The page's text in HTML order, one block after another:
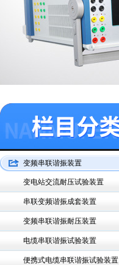
变频串联谐振装置
变电站交流耐压试验装置
串联变频谐振成套装置
变频串联谐振耐压装置
电缆串联谐振试验装置
便携式电缆串联谐振试验装置